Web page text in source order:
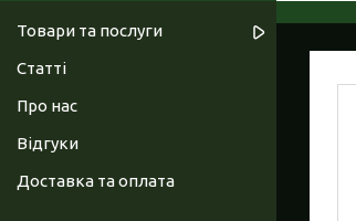
Товари та послуги
Статті
Про нас
Відгуки
Доставка та оплата